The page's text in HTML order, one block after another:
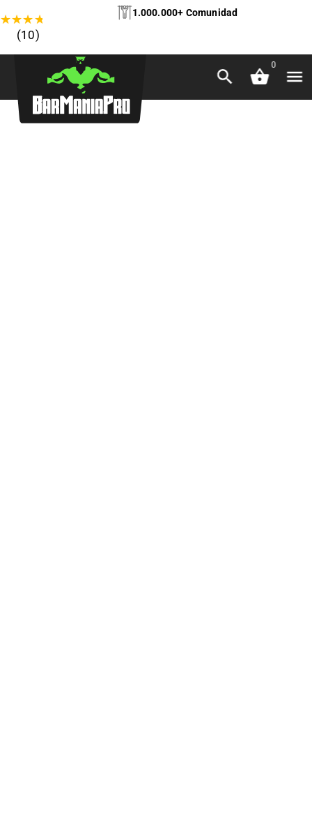
★★★★
(10)
1.000.000+ Comunidad
0